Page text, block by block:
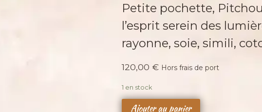
Petite pochette,
l’esprit serein des
rayonne, soie, simili,
120,00 € Hors frais de port
1 en stock
quantité
Ajouter au panier